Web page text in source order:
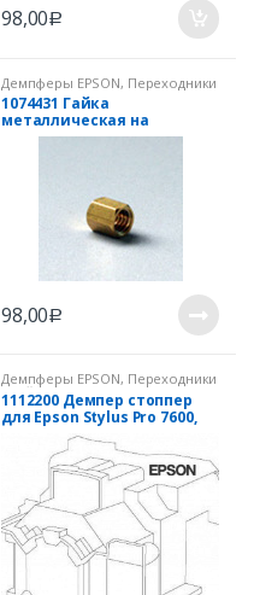
98,00Р
Демпферы EPSON, Переходники
и гайки EPSON Уплотнители
1074431 Гайка
металлическая на
демпфер, М7 для Epson
98,00Р
Демпферы EPSON, Переходники
и гайки EPSON Уплотнители
1112200 Демпер стоппер
для Epson Stylus Pro 7600,